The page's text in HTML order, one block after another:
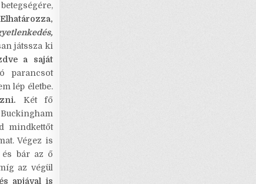
Elhatározza,
játssza ki
a saját
parancsot
lép életbe.
Két fő
mindkettőt
Végez is
és bár az ő
az végül
apjával is